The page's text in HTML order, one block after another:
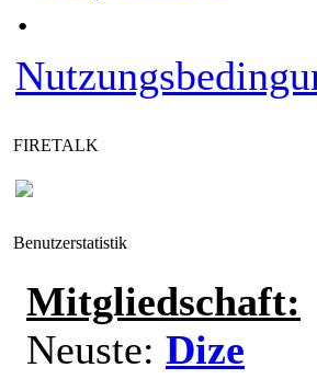
·
FIRETALK
Benutzerstatistik
Mitgliedschaft:
Neuste: Dize